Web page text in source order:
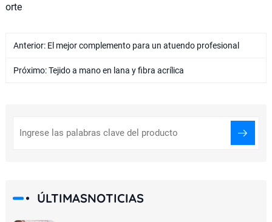
orte
Anterior: El mejor complemento para un atuendo profesional
Próximo:Tejido a mano en lana y fibra acrílica
ÚLTIMASNOTICIAS